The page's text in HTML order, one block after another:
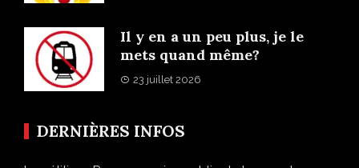
Il y en a un peu plus, je le
mets quand même?
23 juillet 2026
DERNIÈRES INFOS